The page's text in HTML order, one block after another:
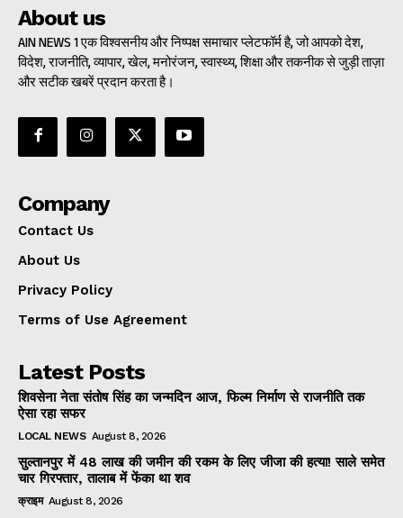
About us
AIN NEWS 1 एक विश्वसनीय और निष्पक्ष समाचार प्लेटफॉर्म है, जो आपको देश,
विदेश, राजनीति, व्यापार, खेल, मनोरंजन, स्वास्थ्य, शिक्षा और तकनीक से जुड़ी ताज़ा
और सटीक खबरें प्रदान करता है।
Company
Contact Us
About Us
Privacy Policy
Terms of Use Agreement
Latest Posts
शिवसेना नेता संतोष सिंह का जन्मदिन आज, फिल्म निर्माण से राजनीति तक
ऐसा रहा सफर
LOCAL NEWS August 8, 2026
सुल्तानपुर में 48 लाख की जमीन की रकम के लिए जीजा की हत्या! साले समेत
चार गिरफ्तार, तालाब में फेंका था शव
क्राइम August 8, 2026